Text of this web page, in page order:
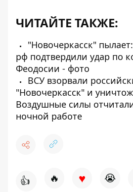
ЧИТАЙТЕ ТАКЖЕ:
"Новочеркасск"
рф подтвердили удар по
Феодосии - фото
ВСУ взорвали
"Новочеркасск" и
Воздушные силы
ночной работе
👍 🔥 ♥ 😭